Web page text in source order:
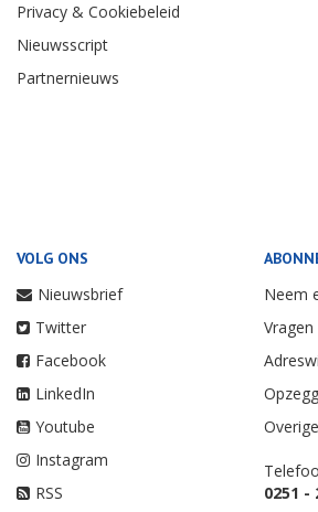
Privacy & Cookiebeleid
Nieuwsscript
Partnernieuws
VOLG ONS
Nieuwsbrief
Twitter
Facebook
LinkedIn
Youtube
Instagram
RSS
Neem
0251 -